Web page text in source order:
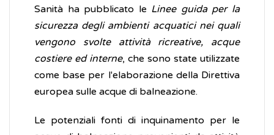
Sanità ha pubblicato le Linee guida per la
sicurezza degli ambienti acquatici nei quali
vengono svolte attività ricreative, acque
costiere ed interne, che sono state utilizzate
come base per l'elaborazione della Direttiva
europea sulle acque di balneazione.
Le potenziali fonti di inquinamento per le